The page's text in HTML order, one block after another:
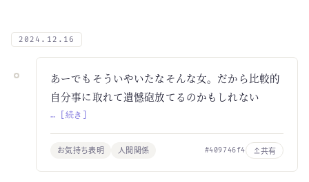
2024.12.16
あーでもそういやいたなそんな女。だから比較的
自分事に取れて遺憾砲放てるのかもしれない
… [続き]
お気持ち表明 人間関係 #409746f4 共有